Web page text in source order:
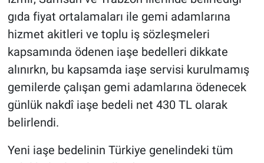
gıda fiyat ortalamaları ile gemi adamlarına
hizmet akitleri ve toplu iş sözleşmeleri
kapsamında ödenen iaşe bedelleri dikkate
alınırkn, bu kapsamda iaşe servisi kurulmamış
gemilerde çalışan gemi adamlarına ödenecek
günlük nakdî iaşe bedeli net 430 TL olarak
belirlendi.
Yeni iaşe bedelinin Türkiye genelindeki tüm